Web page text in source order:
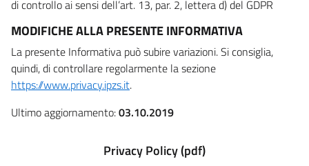
di controllo ai sensi dell’art. 13, par. 2, lettera d) del GDPR
MODIFICHE ALLA PRESENTE INFORMATIVA
La presente Informativa può subire variazioni. Si consiglia,
quindi, di controllare regolarmente la sezione
https://www.privacy.ipzs.it.
Ultimo aggiornamento:03.10.2019
Privacy Policy (pdf)